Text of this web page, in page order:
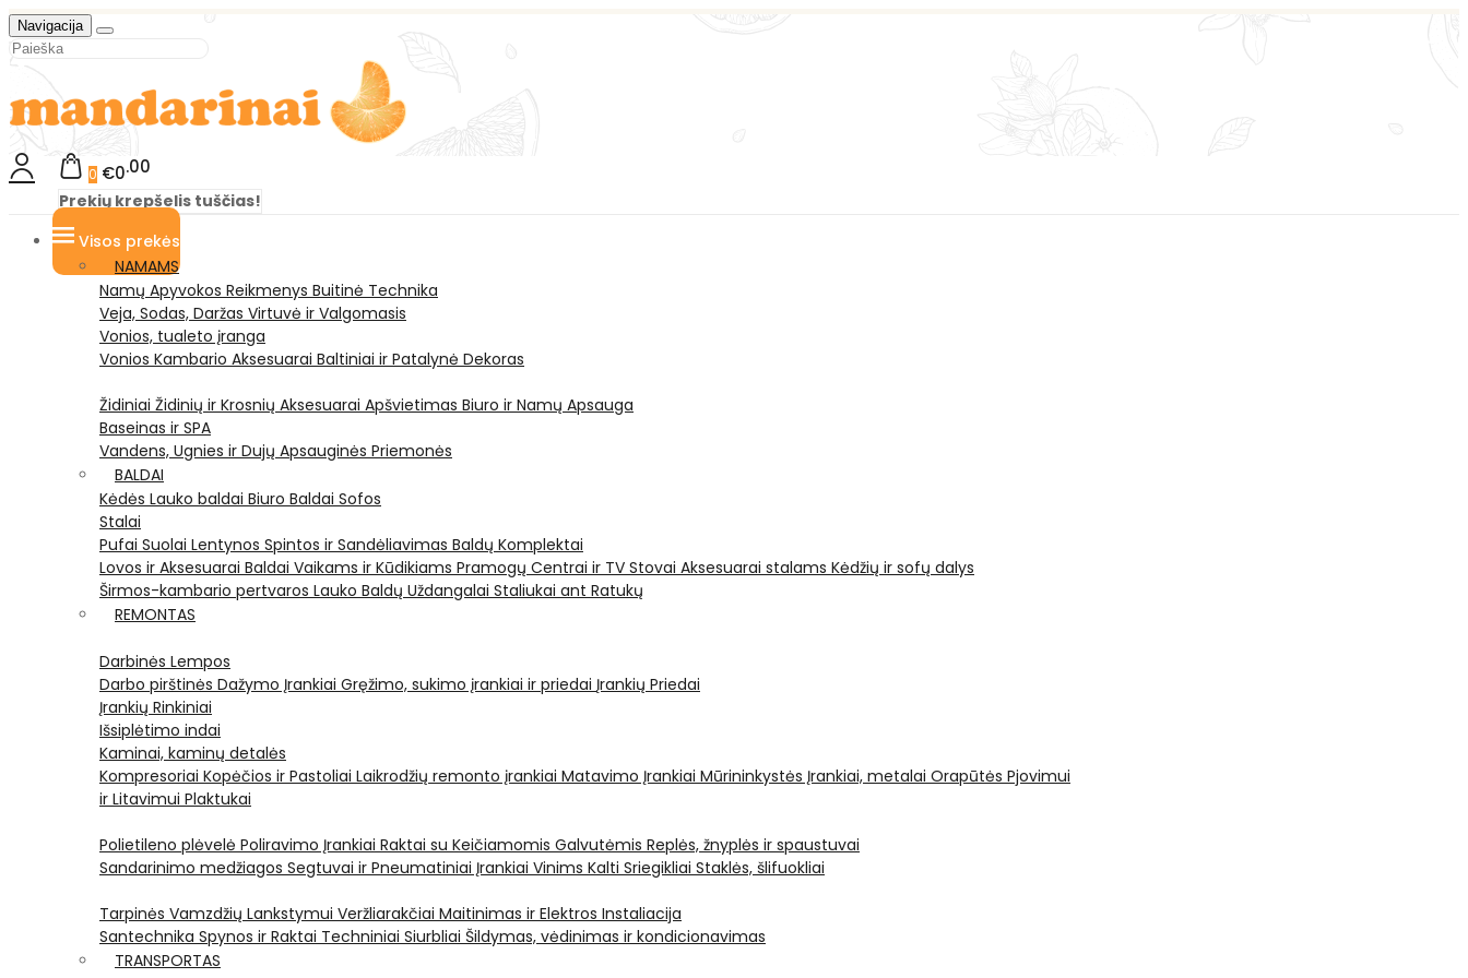
Navigacija
0 €0 00
Prekių krepšelis tuščias!
Visos prekės
NAMAMS
Namų Apyvokos Reikmenys Buitinė Technika
Veja, Sodas, Daržas Virtuvė ir Valgomasis
Vonios, tualeto įranga
Vonios Kambario Aksesuarai Baltiniai ir Patalynė Dekoras
Židiniai Židinių ir Krosnių Aksesuarai Apšvietimas Biuro ir Namų Apsauga
Baseinas ir SPA
Vandens, Ugnies ir Dujų Apsauginės Priemonės
BALDAI
Kėdės Lauko baldai Biuro Baldai Sofos
Stalai
Pufai Suolai Lentynos Spintos ir Sandėliavimas Baldų Komplektai
Lovos ir Aksesuarai Baldai Vaikams ir Kūdikiams Pramogų Centrai ir TV Stovai Aksesuarai stalams Kėdžių ir sofų dalys
Širmos-kambario pertvaros Lauko Baldų Uždangalai Staliukai ant Ratukų
REMONTAS
Darbinės Lempos
Darbo pirštinės Dažymo Įrankiai Gręžimo, sukimo įrankiai ir priedai Įrankių Priedai
Įrankių Rinkiniai
Išsiplėtimo indai
Kaminai, kaminų detalės
Kompresoriai Kopėčios ir Pastoliai Laikrodžių remonto įrankiai Matavimo Įrankiai Mūrininkystės Įrankiai, metalai Orapūtės Pjovimui
ir Litavimui Plaktukai
Polietileno plėvelė Poliravimo Įrankiai Raktai su Keičiamomis Galvutėmis Replės, žnyplės ir spaustuvai
Sandarinimo medžiagos Segtuvai ir Pneumatiniai Įrankiai Vinims Kalti Sriegikliai Staklės, šlifuokliai
Tarpinės Vamzdžių Lankstymui Veržliarakčiai Maitinimas ir Elektros Instaliacija
Santechnika Spynos ir Raktai Techniniai Siurbliai Šildymas, vėdinimas ir kondicionavimas
TRANSPORTAS